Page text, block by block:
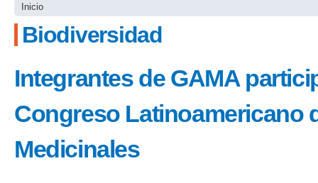
Se encuentra usted aquí
Inicio
Biodiversidad
Integrantes de GAMA
Congreso Latinoamericano
Medicinales